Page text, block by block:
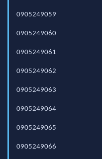
0905249059
0905249060
0905249061
0905249062
0905249063
0905249064
0905249065
0905249066